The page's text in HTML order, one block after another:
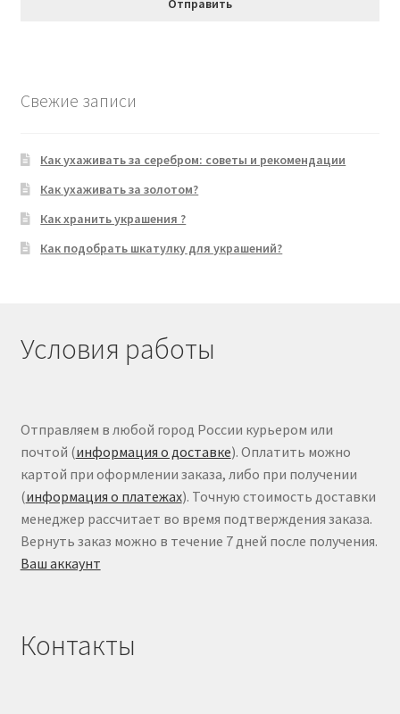
Свежие записи
Как ухаживать за серебром: советы и рекомендации
Как ухаживать за золотом?
Как хранить украшения ?
Как подобрать шкатулку для украшений?
Условия работы
Отправляем в любой город России курьером или
почтой (информация о доставке). Оплатить можно
картой при оформлении заказа, либо при получении
(информация о платежах). Точную стоимость доставки
менеджер рассчитает во время подтверждения заказа.
Вернуть заказ можно в течение 7 дней после получения.
Ваш аккаунт
Контакты